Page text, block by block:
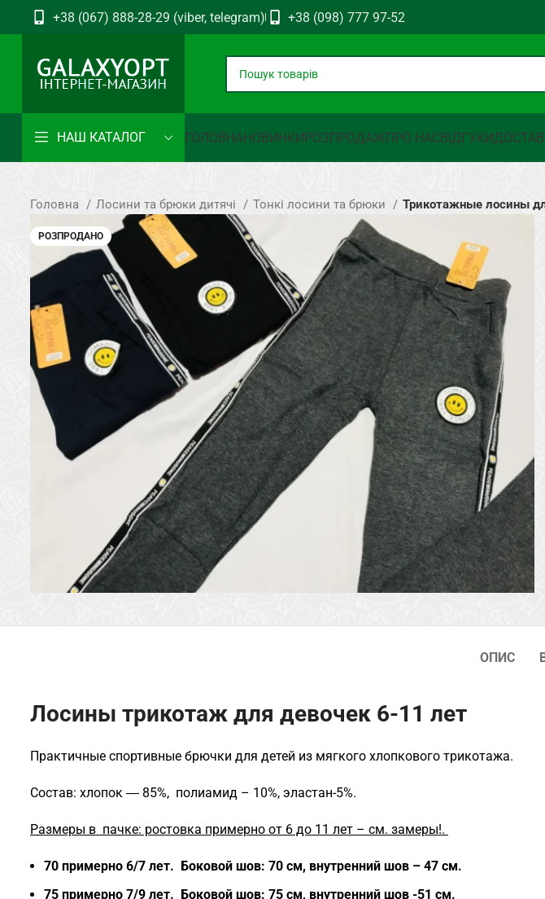
+38 (067) 888-28-29 (viber, telegram) +38 (098) 777 97-52
НАШ КАТАЛОГ ГОЛОВНАНОВИНКИРОЗПРОДАЖПРО НАСВІДГУКИ
Головна Лосини та брюки дитячі Тонкі лосини та брюки Трикотажные лосины
РОЗПРОДАНО
ОПИС
Лосины трикотаж для девочек 6-11 лет
Практичные спортивные брючки для детей из мягкого хлопкового трикотажа.
Состав: хлопок ― 85%, полиамид – 10%, эластан-5%.
Размеры в пачке: ростовка примерно от 6 до 11 лет – см. замеры!.
70 примерно 6/7 лет. Боковой шов: 70 см, внутренний шов – 47 см.
75 примерно 7/9 лет. Боковой шов: 75 см, внутренний шов -51 см.